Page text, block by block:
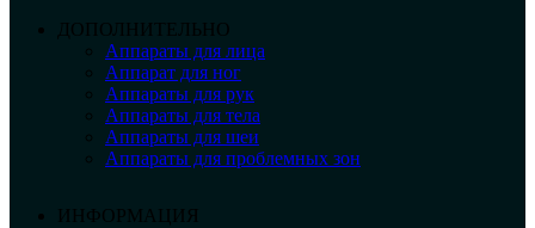
ДОПОЛНИТЕЛЬНО
Аппараты для лица
Аппарат для ног
Аппараты для рук
Аппараты для тела
Аппараты для шеи
Аппараты для проблемных зон
ИНФОРМАЦИЯ